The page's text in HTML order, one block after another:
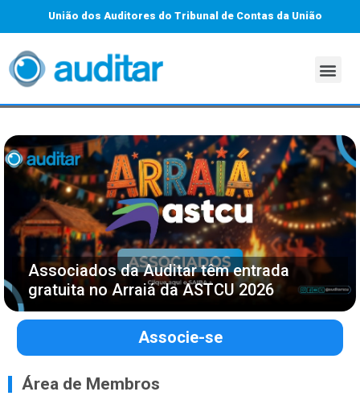
União dos Auditores do Tribunal de Contas da União
Associados da Auditar têm entrada
gratuita no Arraiá da ASTCU 2026
Associe-se
Área de Membros